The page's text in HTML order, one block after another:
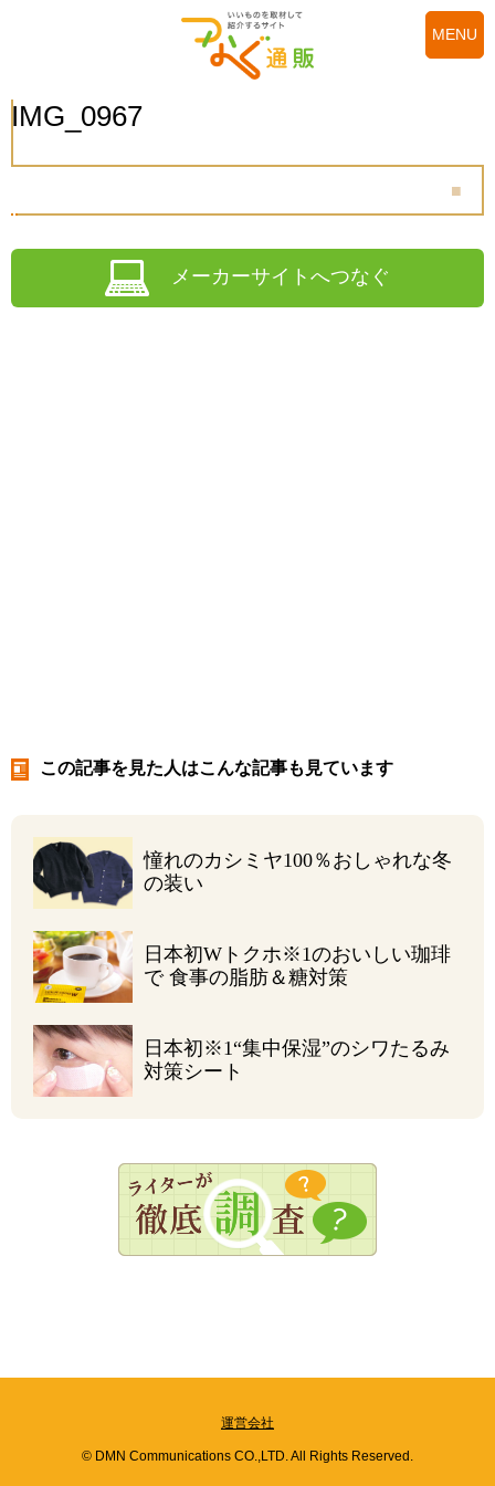
MENU
IMG_0967
メーカーサイトへつなぐ
この記事を見た人はこんな記事も見ています
憧れのカシミヤ100％おしゃれな冬
の装い
日本初Wトクホ※1のおいしい珈琲
で 食事の脂肪＆糖対策
日本初 ※1“集中保湿”のシワたるみ
対策シート
運営会社
© DMN Communications CO.,LTD. All Rights Reserved.